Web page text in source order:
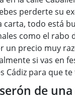
perderte su
todo está
como el rabo
un precio muy
si vas en
Cádiz para que
de